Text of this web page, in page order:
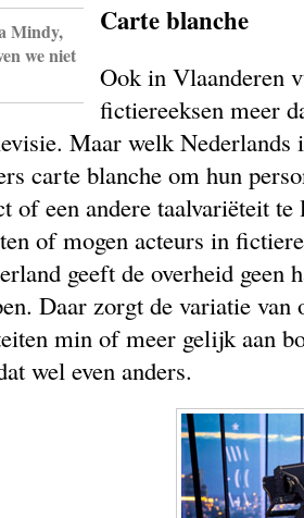
Mindy,
we niet
Carte blanche
Ook in Vlaanderen
fictiereeksen meer
Maar welk Nederlands
carte blanche om hun
of een andere taalvariëteit te
of mogen acteurs in
geeft de overheid geen
Daar zorgt de variatie van
min of meer gelijk aan
wel even anders.